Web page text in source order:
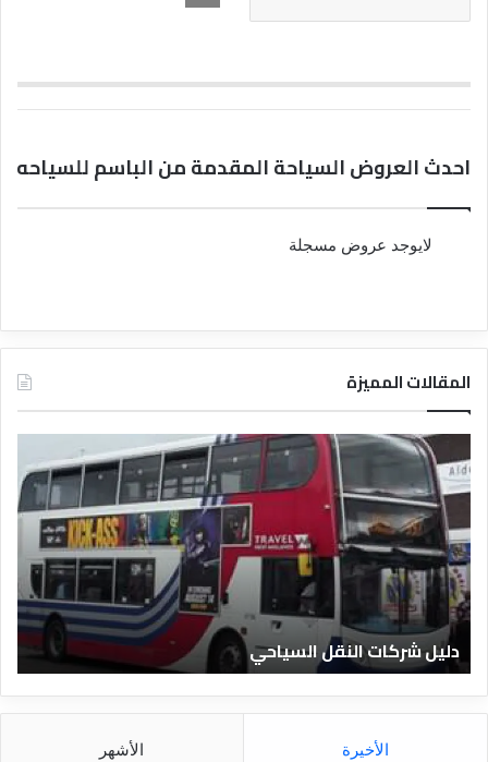
احدث العروض السياحة المقدمة من الباسم للسياحه
لايوجد عروض مسجلة
المقالات المميزة
ل
ي
ش
ر
ك
ا
ت
ل
ن
ق
دليل شركات النقل السياحي
ا
الأخيرة الأشهر